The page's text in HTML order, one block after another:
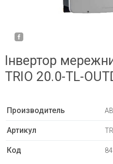
Інвертор
TRIO 20.0-TL-
Производитель
Артикул
Код